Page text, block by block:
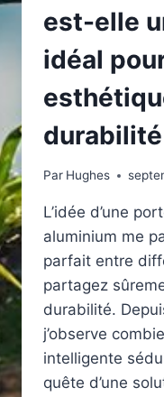
est-elle
idéal
Par Hughes
L’idée d’une
aluminium me
parfait entre
partagez
durabilité.
j’observe
intelligente
quête d’une